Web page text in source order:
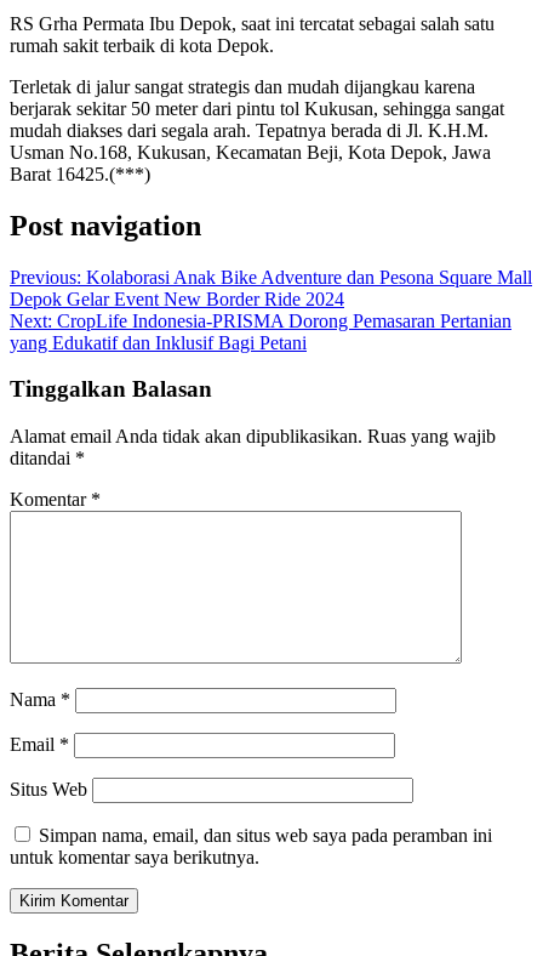
RS Grha Permata Ibu Depok, saat ini tercatat sebagai salah satu
rumah sakit terbaik di kota Depok.
Terletak di jalur sangat strategis dan mudah dijangkau karena
berjarak sekitar 50 meter dari pintu tol Kukusan, sehingga sangat
mudah diakses dari segala arah. Tepatnya berada di Jl. K.H.M.
Usman No.168, Kukusan, Kecamatan Beji, Kota Depok, Jawa
Barat 16425.(***)
Post navigation
Previous: Kolaborasi Anak Bike Adventure dan Pesona Square Mall
Depok Gelar Event New Border Ride 2024
Next: CropLife Indonesia-PRISMA Dorong Pemasaran Pertanian
yang Edukatif dan Inklusif Bagi Petani
Tinggalkan Balasan
Alamat email Anda tidak akan dipublikasikan. Ruas yang wajib
ditandai *
Komentar *
Nama *
Email *
Situs Web
Simpan nama, email, dan situs web saya pada peramban ini
untuk komentar saya berikutnya.